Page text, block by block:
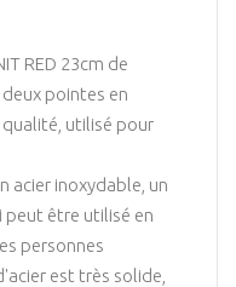
RED 23cm de
pointes en
utilisé pour
acier inoxydable, un
peut être utilisé en
personnes
est très solide,